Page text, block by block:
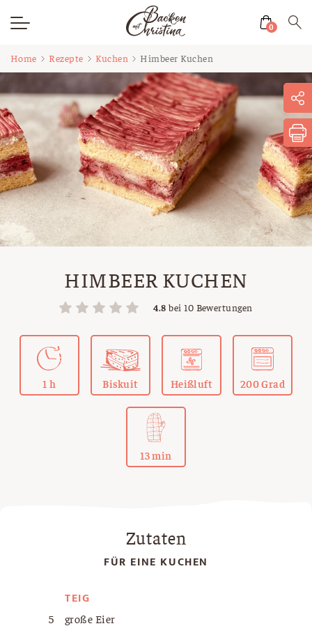
springen
0
Home Rezepte Kuchen Himbeer Kuchen
HIMBEER KUCHEN
4.8 bei10 Bewertungen
1 h Biskuit Heißluft 200 Grad
13 min
Zutaten
FÜR EINE KUCHEN
TEIG
5
große Eier